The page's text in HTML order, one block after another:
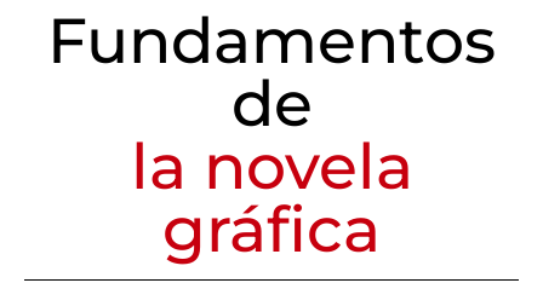
Fundamentos
de
la novela
gráfica